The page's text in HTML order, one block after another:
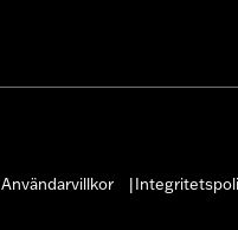
Användarvillkor